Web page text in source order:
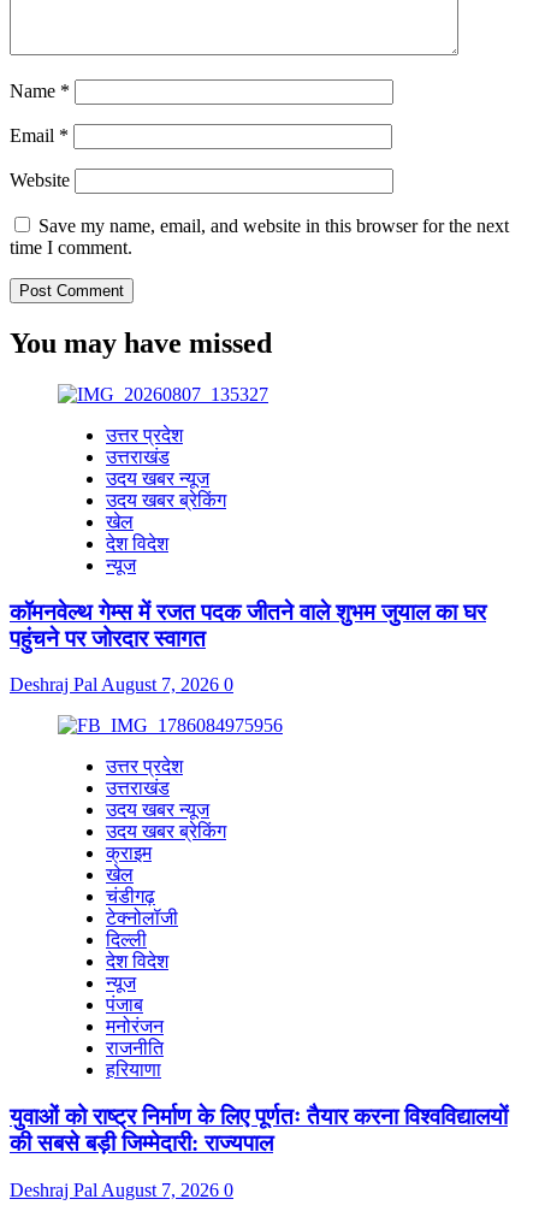
Name *
Email *
Website
Save my name, email, and website in this browser for the next
time I comment.
You may have missed
उत्तर प्रदेश
उत्तराखंड
उदय खबर न्यूज
उदय खबर ब्रेकिंग
खेल
देश विदेश
न्यूज
कॉमनवेल्थ गेम्स में रजत पदक जीतने वाले शुभम जुयाल का घर
पहुंचने पर जोरदार स्वागत
Deshraj Pal August 7, 2026 0
उत्तर प्रदेश
उत्तराखंड
उदय खबर न्यूज
उदय खबर ब्रेकिंग
क्राइम
खेल
चंडीगढ़
टेक्नोलॉजी
दिल्ली
देश विदेश
न्यूज
पंजाब
मनोरंजन
राजनीति
हरियाणा
युवाओं को राष्ट्र निर्माण के लिए पूर्णतः तैयार करना विश्वविद्यालयों
की सबसे बड़ी जिम्मेदारी: राज्यपाल
Deshraj Pal August 7, 2026 0